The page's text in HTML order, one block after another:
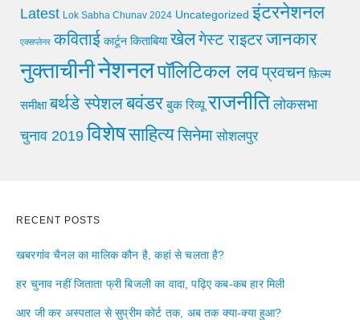
Latest Lok Sabha Chunav 2024 Uncategorized इंटरनेशनल
एक्सप्लेनर कविताई कार्टून किताबिया खेलगेस्ट राइटरजानकार
नुक्ताचीनीनेशनलपॉलिटिकल लवप्रवचन फ़िल्म
समीक्षा बर्थडे स्पेशलबवंडर बुक रिव्यू राजनीति लोकसभा
चुनाव 2019 विशेषसाहित्यसिनेमा सोशलपुर
RECENT POSTS
खबरगांव चैनल का मालिक कौन है, कहां से चलता है?
हर चुनाव नहीं जिताता फ्री बिजली का वादा, पढ़िए कब-कब हार मिली
आर जी कर अस्पताल से सुप्रीम कोर्ट तक, अब तक क्या-क्या हुआ?